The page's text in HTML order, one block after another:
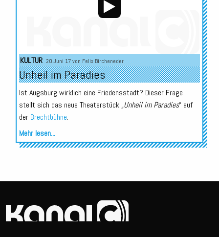
Audio-
Player
KULTUR 20.Juni 17 von Felix Bircheneder
Unheil im Paradies
Ist Augsburg wirklich eine Friedensstadt? Dieser Frage
stellt sich das neue Theaterstück „Unheil im Paradies“ auf
der Brechtbühne.
Mehr lesen...